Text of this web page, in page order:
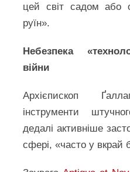
цей світ садом або
руїн».
Небезпека
війни
Архієпископ
інструменти
дедалі активніше
сфері, «часто у вкрай